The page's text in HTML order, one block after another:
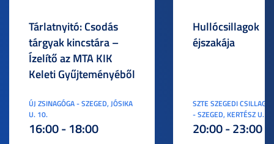
Tárlatnyitó: Csodás
tárgyak kincstára –
Ízelítő az MTA KIK
Keleti Gyűjteményéből
ÚJ ZSINAGÓGA - SZEGED, JÓSIKA
U. 10.
16:00 - 18:00
Hullócsillagok
éjszakája
SZTE SZEGEDI
- SZEGED, KERTÉSZ U. 3.
20:00 - 23:00